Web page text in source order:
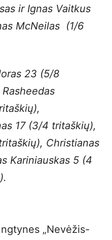
ir Ignas Vaitkus
McNeilas (1/6
23 (5/8
17 (3/4 tritaškių),
Christianas
Kariniauskas 5 (4
„Nevėžis-